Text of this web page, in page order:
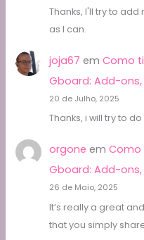
Thanks, I'll try to
as I can.
joja67 em Como
Gboard: Add-
20 de Julho, 2025
Thanks, i will try to
orgone em Como
Gboard: Add-
26 de Maio, 2025
It’s really a great
that you simply